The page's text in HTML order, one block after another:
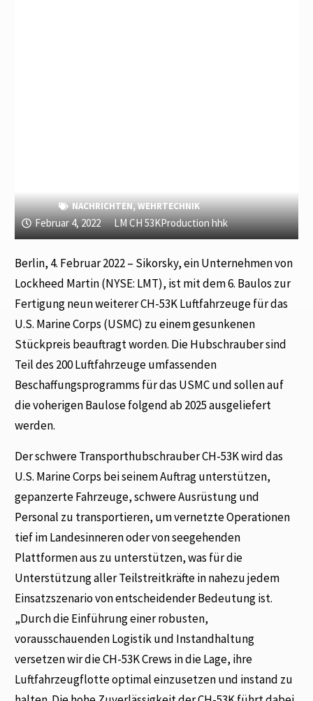
NACHRICHTEN,WEHRTECHNIK
Februar 4, 2022 LM CH 53KProduction hhk
Berlin, 4. Februar 2022 – Sikorsky, ein Unternehmen von
Lockheed Martin (NYSE: LMT), ist mit dem 6. Baulos zur
Fertigung neun weiterer CH-53K Luftfahrzeuge für das
U.S. Marine Corps (USMC) zu einem gesunkenen
Stückpreis beauftragt worden. Die Hubschrauber sind
Teil des 200 Luftfahrzeuge umfassenden
Beschaffungsprogramms für das USMC und sollen auf
die voherigen Baulose folgend ab 2025 ausgeliefert
werden.
Der schwere Transporthubschrauber CH-53K wird das
U.S. Marine Corps bei seinem Auftrag unterstützen,
gepanzerte Fahrzeuge, schwere Ausrüstung und
Personal zu transportieren, um vernetzte Operationen
tief im Landesinneren oder von seegehenden
Plattformen aus zu unterstützen, was für die
Unterstützung aller Teilstreitkräfte in nahezu jedem
Einsatzszenario von entscheidender Bedeutung ist.
„Durch die Einführung einer robusten,
vorausschauenden Logistik und Instandhaltung
versetzen wir die CH-53K Crews in die Lage, ihre
Luftfahrzeugflotte optimal einzusetzen und instand zu